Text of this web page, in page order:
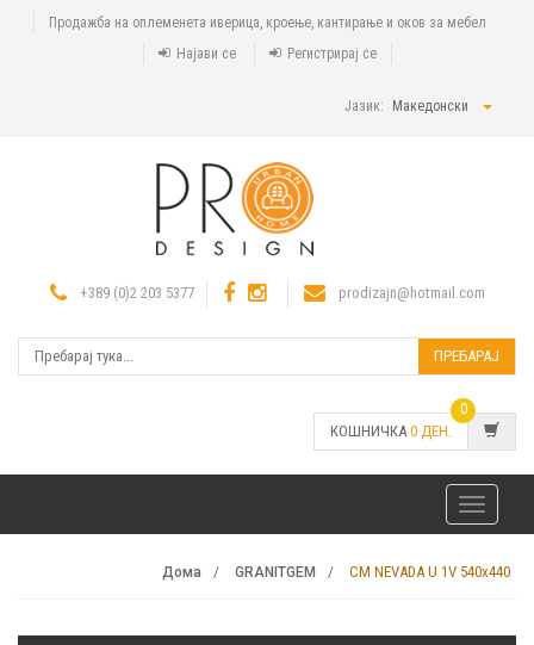
Продажба на оплеменета иверица, кроење, кантирање и оков за мебел
Најави се
Регистрирај се
Јазик: Македонски
+389 (0)2 203 5377 prodizajn@hotmail.com
ПРЕБАРАЈ
КОШНИЧКА 0 ДЕН.
0
Toggle
navigation
Дома GRANITGEM CM NEVADA U 1V 540х440